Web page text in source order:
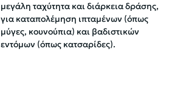
μεγάλη ταχύτητα και διάρκεια δράσης,
για καταπολέμηση ιπταμένων (όπως
μύγες, κουνούπια) και βαδιστικών
εντόμων (όπως κατσαρίδες).